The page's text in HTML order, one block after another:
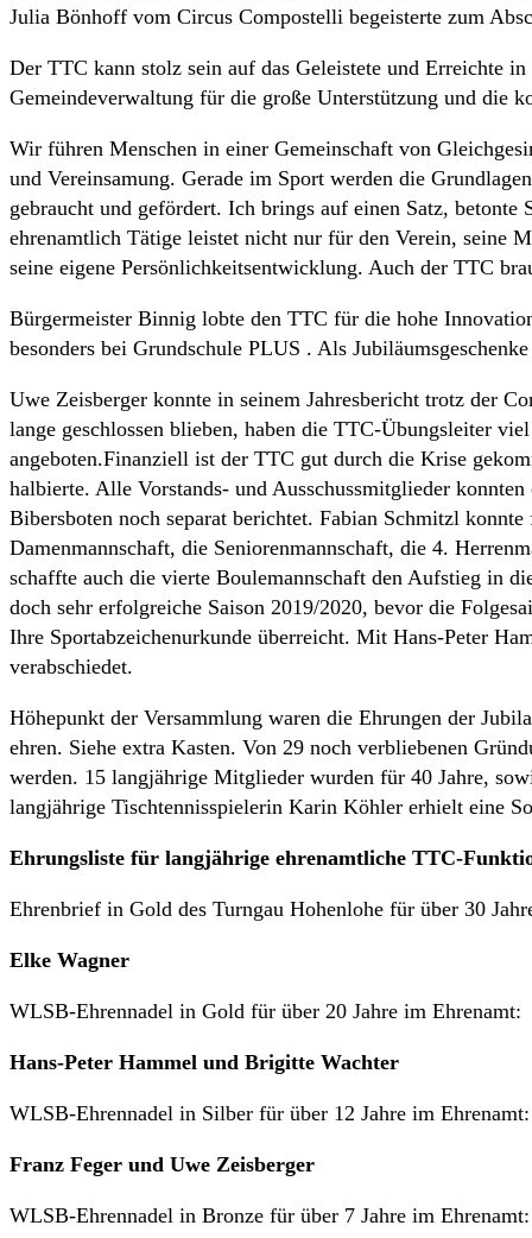
Julia Bönhoff vom Circus Compostelli begeisterte zum
Der TTC kann stolz sein auf das Geleistete und Erreichte
Gemeindeverwaltung für die große Unterstützung und die
Wir führen Menschen in einer Gemeinschaft von
und Vereinsamung. Gerade im Sport werden die
gebraucht und gefördert. Ich brings auf einen Satz,
ehrenamtlich Tätige leistet nicht nur für den Verein, seine
seine eigene Persönlichkeitsentwicklung. Auch der TTC
Bürgermeister Binnig lobte den TTC für die hohe
besonders bei Grundschule PLUS . Als
Uwe Zeisberger konnte in seinem Jahresbericht trotz der
lange geschlossen blieben, haben die TTC-Übungsleiter
angeboten.Finanziell ist der TTC gut durch die Krise
halbierte. Alle Vorstands- und Ausschussmitglieder
Bibersboten noch separat berichtet. Fabian Schmitzl
Damenmannschaft, die Seniorenmannschaft, die 4.
schaffte auch die vierte Boulemannschaft den Aufstieg in
doch sehr erfolgreiche Saison 2019/2020, bevor die
Ihre Sportabzeichenurkunde überreicht. Mit Hans-Peter
verabschiedet.
Höhepunkt der Versammlung waren die Ehrungen der
ehren. Siehe extra Kasten. Von 29 noch verbliebenen
werden. 15 langjährige Mitglieder wurden für 40 Jahre,
langjährige Tischtennisspielerin Karin Köhler erhielt eine
Ehrungsliste für langjährige ehrenamtliche TTC-
Ehrenbrief in Gold des Turngau Hohenlohe für über 30
Elke Wagner
WLSB-Ehrennadel in Gold für über 20 Jahre im Ehrenamt:
Hans-Peter Hammel und Brigitte Wachter
WLSB-Ehrennadel in Silber für über 12 Jahre im Ehrenamt:
Franz Feger und Uwe Zeisberger
WLSB-Ehrennadel in Bronze für über 7 Jahre im Ehrenamt: